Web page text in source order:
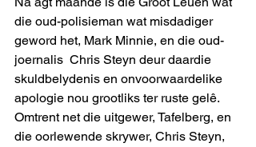
die oud-polisieman wat misdadiger
geword het, Mark Minnie, en die oud-
joernalis  Chris Steyn deur daardie
skuldbelydenis en onvoorwaardelike
apologie nou grootliks ter ruste gelê.
Omtrent net die uitgewer, Tafelberg, en
die oorlewende skrywer, Chris Steyn,